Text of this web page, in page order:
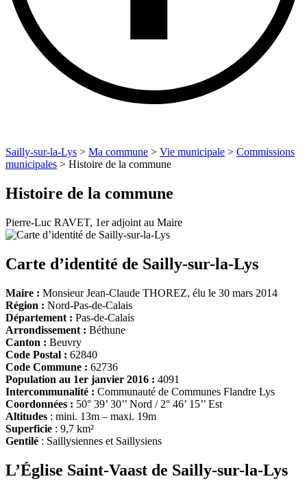
Sailly-sur-la-Lys > Ma commune > Vie municipale > Commissions
municipales > Histoire de la commune
Histoire de la commune
Pierre-Luc RAVET, 1er adjoint au Maire
Carte d’identité de Sailly-sur-la-Lys
Maire : Monsieur Jean-Claude THOREZ, élu le 30 mars 2014
Région : Nord-Pas-de-Calais
Département : Pas-de-Calais
Arrondissement : Béthune
Canton : Beuvry
Code Postal : 62840
Code Commune : 62736
Population au 1er janvier 2016 : 4091
Intercommunalité : Communauté de Communes Flandre Lys
Coordonnées : 50° 39’ 30’’ Nord / 2° 46’ 15’’ Est
Altitudes : mini. 13m – maxi. 19m
Superficie : 9,7 km²
Gentilé : Saillysiennes et Saillysiens
L’Église Saint-Vaast de Sailly-sur-la-Lys